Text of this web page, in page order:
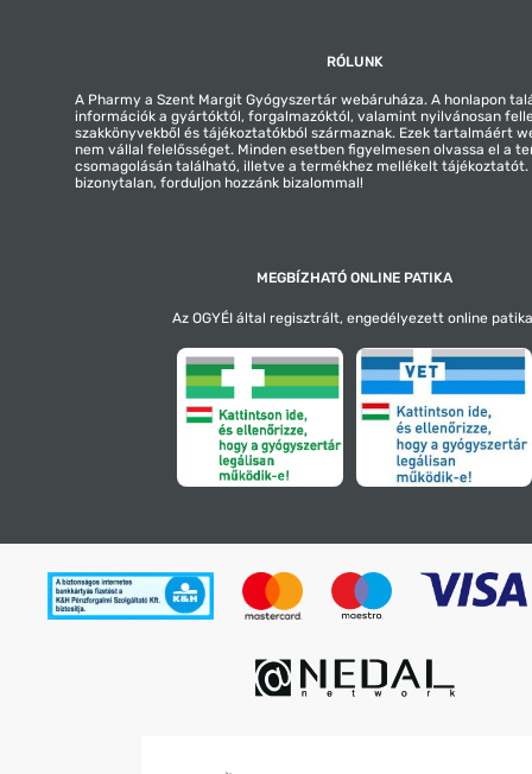
RÓLUNK
A Pharmy a Szent Margit Gyógyszertár webáruháza. A honlapon
információk a gyártóktól, forgalmazóktól, valamint nyilvánosan
szakkönyvekből és tájékoztatókból származnak. Ezek tartalmáért
nem vállal felelősséget. Minden esetben figyelmesen olvassa el a
csomagolásán található, illetve a termékhez mellékelt tájékoztatót.
bizonytalan, forduljon hozzánk bizalommal!
MEGBÍZHATÓ ONLINE PATIKA
Az OGYÉI által regisztrált, engedélyezett online